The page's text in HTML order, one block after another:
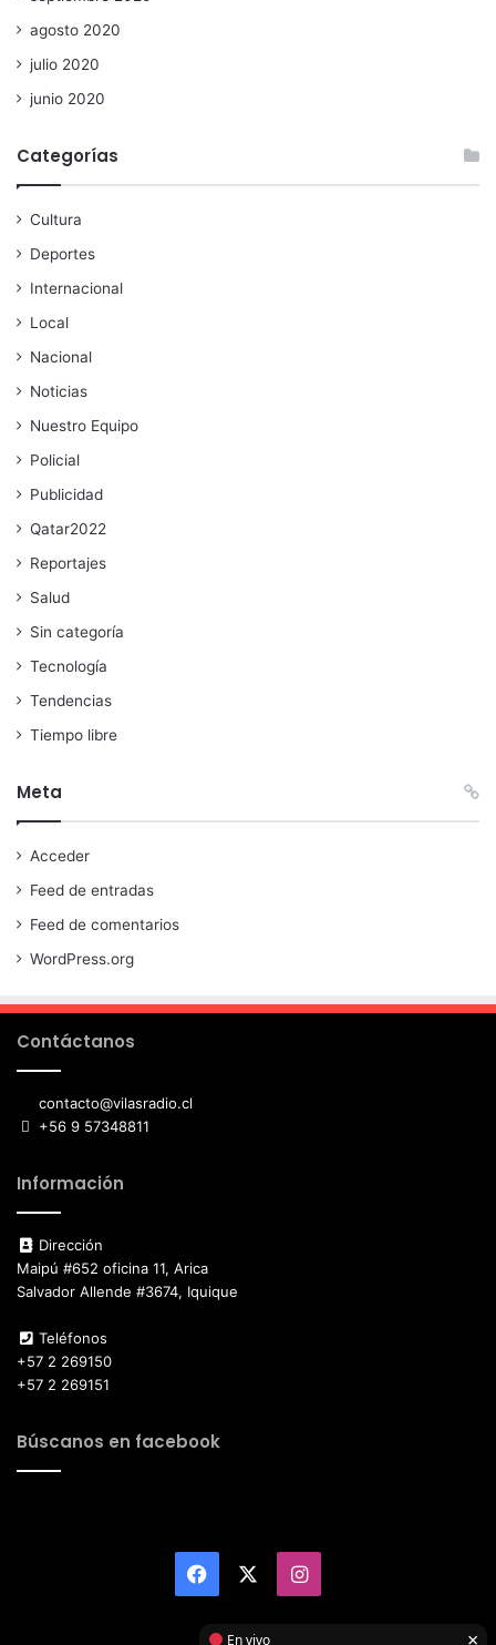
agosto 2020
julio 2020
junio 2020
Categorías
Cultura
Deportes
Internacional
Local
Nacional
Noticias
Nuestro Equipo
Policial
Publicidad
Qatar2022
Reportajes
Salud
Sin categoría
Tecnología
Tendencias
Tiempo libre
Meta
Acceder
Feed de entradas
Feed de comentarios
WordPress.org
Contáctanos
contacto@vilasradio.cl
+56 9 57348811
Información
Dirección
Maipú #652 oficina 11, Arica
Salvador Allende #3674, Iquique
Teléfonos
+57 2 269150
+57 2 269151
Búscanos en facebook
Facebook Instagram
En vivo